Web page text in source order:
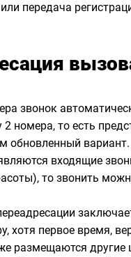
передача
звонок
2 номера, то есть
обновленный
входящие
то звонить
хотя первое время,
размещаются